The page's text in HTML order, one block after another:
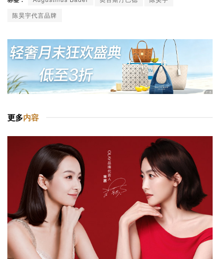
陈昊宇代言品牌
更多内容